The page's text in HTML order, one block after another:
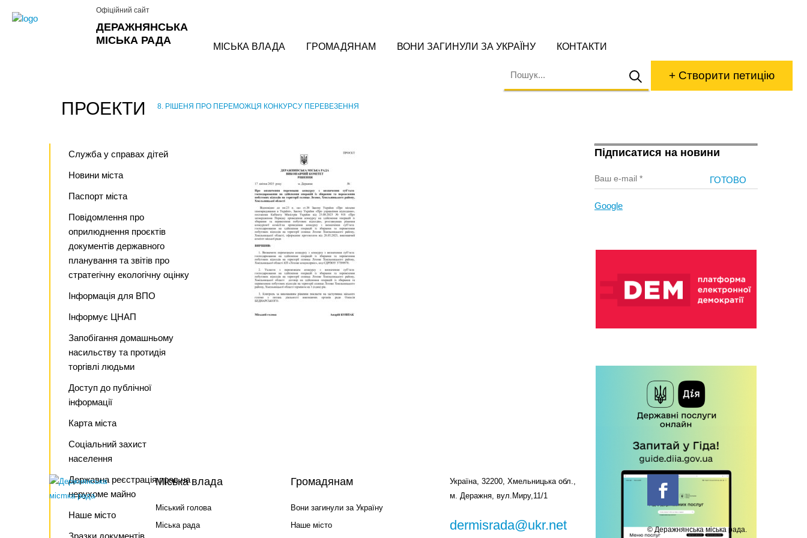
ДЕРАЖНЯНСЬКА
МІСЬКА РАДА
Офіційний сайт
МІСЬКА ВЛАДА ГРОМАДЯНАМ ВОНИ ЗАГИНУЛИ ЗА УКРАЇНУ КОНТАКТИ
+ Створити петицію
ПРОЕКТИ 8. РІШЕНЯ ПРО ПЕРЕМОЖЦЯ КОНКУРСУ ПЕРЕВЕЗЕННЯ
Служба у справах дітей
Новини міста
Паспорт міста
Повідомлення про
оприлюднення проєктів
документів державного
планування та звітів про
стратегічну екологічну оцінку
Інформація для ВПО
Інформує ЦНАП
Запобігання домашньому
насильству та протидія
торгівлі людьми
Доступ до публічної
інформації
Карта міста
Соціальний захист
населення
Державна реєстрація прав на
нерухоме майно
Наше місто
Зразки документів
Підписатися на новини
Google
Міська влада
Міський голова
Міська рада
Громадянам
Вони загинули за Україну
Наше місто
Україна, 32200, Хмельницька обл.,
м. Деражня, вул.Миру,11/1
dermisrada@ukr.net
© Деражнянська міська рада.